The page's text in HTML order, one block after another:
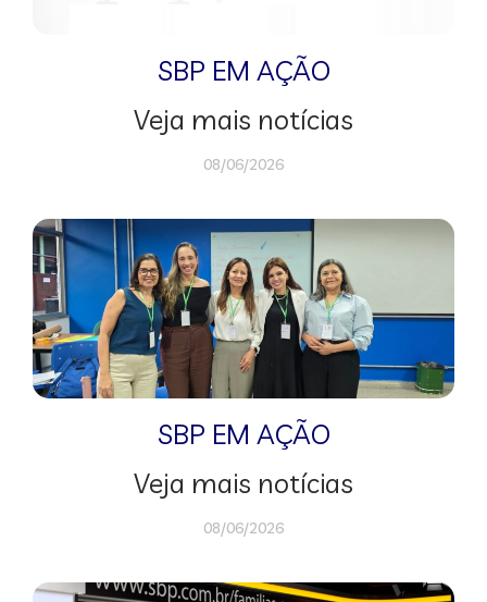
SBP EM AÇÃO
Veja mais notícias
08/06/2026
SBP EM AÇÃO
Veja mais notícias
08/06/2026